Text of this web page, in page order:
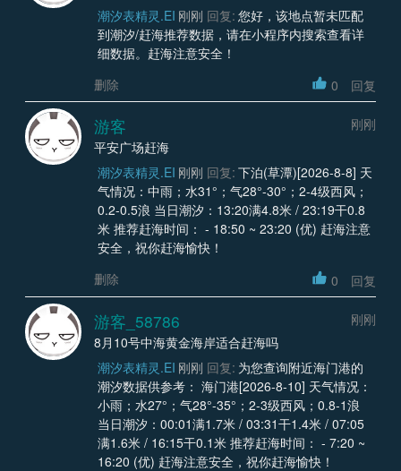
潮汐表精灵.EI 刚刚 回复: 您好，该地点暂未匹配
到潮汐/赶海推荐数据，请在小程序内搜索查看详
细数据。赶海注意安全！
删除
0 回复
游客
刚刚
平安广场赶海
潮汐表精灵.EI 刚刚 回复: 下泊(草潭)[2026-8-8] 天
气情况：中雨；水31°；气28°-30°；2-4级西风；
0.2-0.5浪 当日潮汐：13:20满4.8米 / 23:19干0.8
米 推荐赶海时间： - 18:50 ~ 23:20 (优) 赶海注意
安全，祝你赶海愉快！
删除
0 回复
游客_58786
刚刚
8月10号中海黄金海岸适合赶海吗
潮汐表精灵.EI 刚刚 回复: 为您查询附近海门港的
潮汐数据供参考： 海门港[2026-8-10] 天气情况：
小雨；水27°；气28°-35°；2-3级西风；0.8-1浪
当日潮汐：00:01满1.7米 / 03:31干1.4米 / 07:05
满1.6米 / 16:15干0.1米 推荐赶海时间： - 7:20 ~
16:20 (优) 赶海注意安全，祝你赶海愉快！